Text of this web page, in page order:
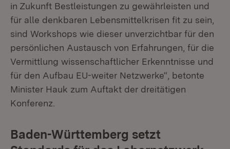
in Zukunft Bestleistungen zu gewährleisten und
für alle denkbaren Lebensmittelkrisen fit zu sein,
sind Workshops wie dieser unverzichtbar für den
persönlichen Austausch von Erfahrungen, für die
Vermittlung wissenschaftlicher Erkenntnisse und
für den Aufbau EU-weiter Netzwerke“, betonte
Minister Hauk zum Auftakt der dreitätigen
Konferenz.
Baden-Württemberg setzt